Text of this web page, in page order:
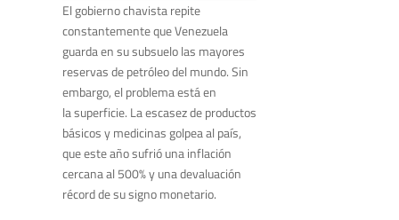
El gobierno chavista repite
constantemente que Venezuela
guarda en su subsuelo las mayores
reservas de petróleo del mundo. Sin
embargo, el problema está en
la superficie. La escasez de productos
básicos y medicinas golpea al país,
que este año sufrió una inflación
cercana al 500% y una devaluación
récord de su signo monetario.